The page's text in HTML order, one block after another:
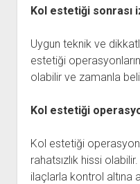
Kol estetiği sonrası
Uygun teknik ve
estetiği
olabilir ve zamanla
Kol estetiği
Kol estetiği
rahatsızlık hissi
ilaçlarla kontrol altına